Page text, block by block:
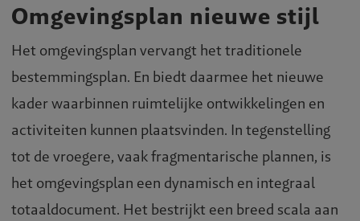
Omgevingsplan nieuwe stijl
Het omgevingsplan vervangt het traditionele
bestemmingsplan. En biedt daarmee het nieuwe
kader waarbinnen ruimtelijke ontwikkelingen en
activiteiten kunnen plaatsvinden. In tegenstelling
tot de vroegere, vaak fragmentarische plannen, is
het omgevingsplan een dynamisch en integraal
totaaldocument. Het bestrijkt een breed scala aan